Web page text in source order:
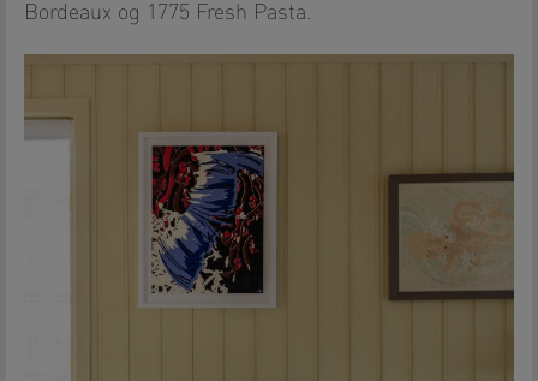
Bordeaux og 1775 Fresh Pasta.